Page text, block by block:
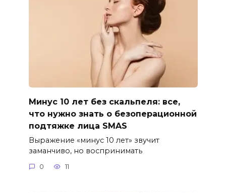
Минус 10 лет без скальпеля: все,
что нужно знать о безоперационной
подтяжке лица SMAS
Выражение «минус 10 лет» звучит
заманчиво, но воспринимать
0 11